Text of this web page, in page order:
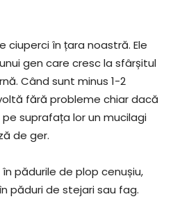
ciuperci în țara noastră. Ele
gen care cresc la sfârșitul
Când sunt minus 1-2
fără probleme chiar dacă
suprafața lor un mucilagi
de ger.
pădurile de plop cenușiu,
păduri de stejari sau fag.